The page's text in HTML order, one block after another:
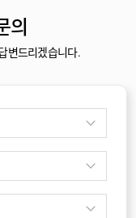
의
변드리겠습니다.